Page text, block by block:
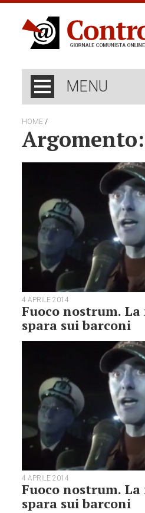
MENU
HOME /
4 APRILE 2014
Fuoco nostrum. La
spara sui barconi
4 APRILE 2014
Fuoco nostrum. La
spara sui barconi